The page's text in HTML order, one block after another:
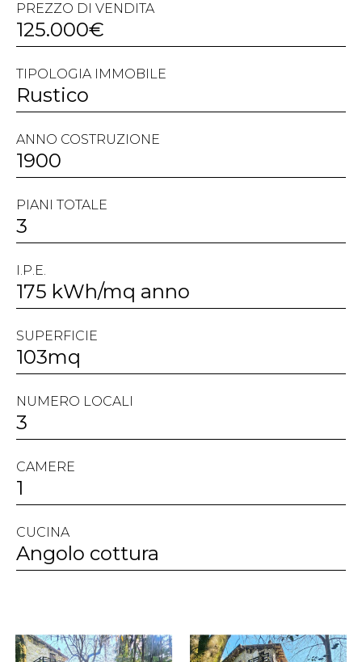
PREZZO DI VENDITA
125.000€
TIPOLOGIA IMMOBILE
Rustico
ANNO COSTRUZIONE
1900
PIANI TOTALE
3
I.P.E.
175 kWh/mq anno
SUPERFICIE
103mq
NUMERO LOCALI
3
CAMERE
1
CUCINA
Angolo cottura